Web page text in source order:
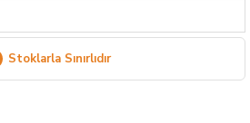
Stoklarla Sınırlıdır